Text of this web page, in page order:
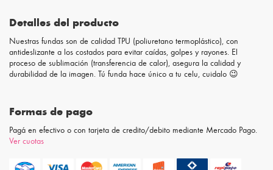
Detalles del producto
Nuestras fundas son de calidad TPU (poliuretano termoplástico), con
antideslizante a los costados para evitar caídas, golpes y rayones. El
proceso de sublimación (transferencia de calor), asegura la calidad y
durabilidad de la imagen. Tú funda hace único a tu celu, cuidalo 😉
Formas de pago
Pagá en efectivo o con tarjeta de credito/debito mediante Mercado Pago.
Ver cuotas